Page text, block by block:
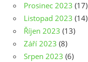
Prosinec 2023 (17)
Listopad 2023 (14)
Říjen 2023 (13)
Září 2023 (8)
Srpen 2023 (6)